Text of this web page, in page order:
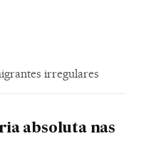
irregulares
absoluta nas